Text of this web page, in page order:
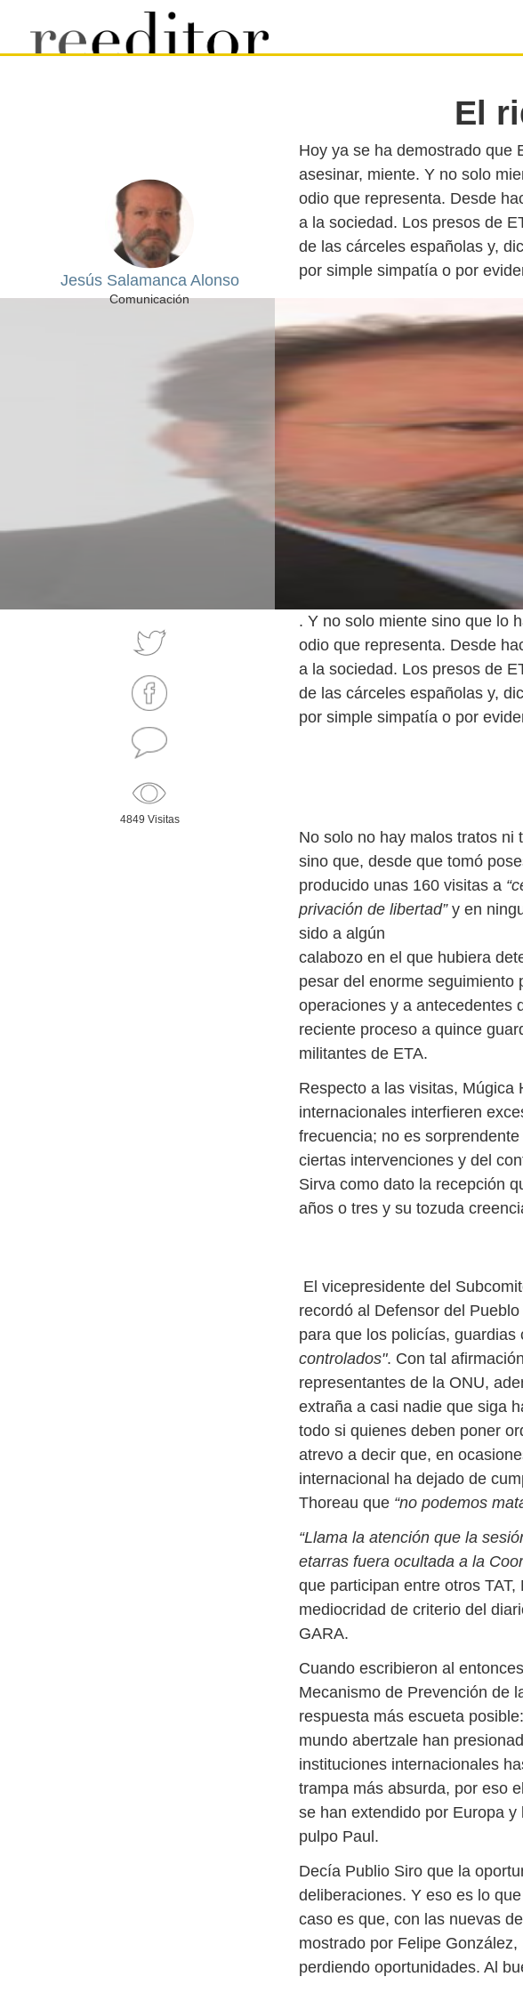
Jesús Salamanca Alonso
Comunicación
El
Hoy ya se ha demostrado que
asesinar, miente. Y no solo
odio que representa. Desde
a la sociedad. Los presos de
de las cárceles españolas y,
4849 Visitas
. Y no solo miente sino que lo
odio que representa. Desde
a la sociedad. Los presos de
de las cárceles españolas y,
por simple simpatía o por
No solo no hay malos tratos ni
sino que, desde que tomó
producido unas 160 visitas a
privación de libertad”y en
sido a algún
calabozo en el que hubiera
pesar del enorme
operaciones y a antecedentes
reciente proceso a quince
militantes de ETA.
Respecto a las visitas, Múgica
internacionales interfieren
frecuencia; no es
ciertas intervenciones y del
Sirva como dato la recepción
años o tres y su tozuda
El vicepresidente del
recordó al Defensor del
para que los policías,
controlados". Con tal
representantes de la ONU,
extraña a casi nadie que siga
todo si quienes deben poner
atrevo a decir que, en
internacional ha dejado de
Thoreau que “no podemos
“Llama la atención que la
etarras fuera ocultada a la
que participan entre otros
mediocridad de criterio del
GARA.
Cuando escribieron al
Mecanismo de Prevención de
respuesta más escueta posible:
mundo abertzale han
instituciones internacionales
trampa más absurda, por eso
se han extendido por Europa
pulpo Paul.
Decía Publio Siro que la
deliberaciones. Y eso es lo
caso es que, con las nuevas
mostrado por Felipe
perdiendo oportunidades. Al